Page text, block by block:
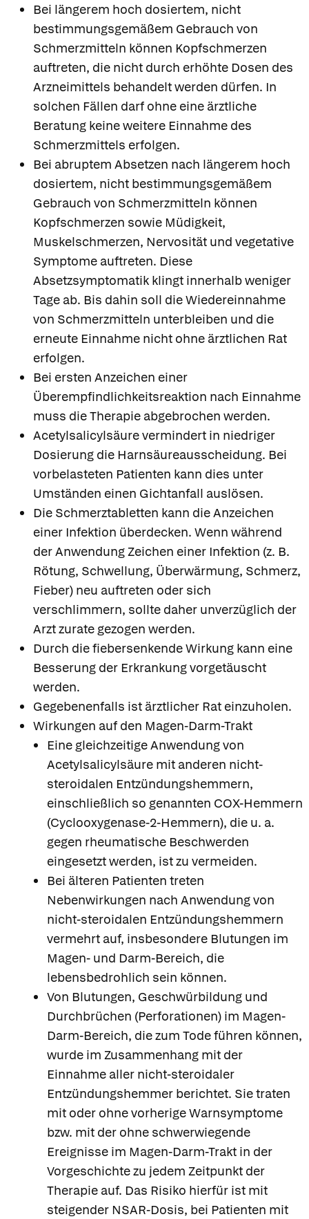
Bei längerem hoch dosiertem, nicht
bestimmungsgemäßem Gebrauch von
Schmerzmitteln können Kopfschmerzen
auftreten, die nicht durch erhöhte Dosen des
Arzneimittels behandelt werden dürfen. In
solchen Fällen darf ohne eine ärztliche
Beratung keine weitere Einnahme des
Schmerzmittels erfolgen.
Bei abruptem Absetzen nach längerem hoch
dosiertem, nicht bestimmungsgemäßem
Gebrauch von Schmerzmitteln können
Kopfschmerzen sowie Müdigkeit,
Muskelschmerzen, Nervosität und vegetative
Symptome auftreten. Diese
Absetzsymptomatik klingt innerhalb weniger
Tage ab. Bis dahin soll die Wiedereinnahme
von Schmerzmitteln unterbleiben und die
erneute Einnahme nicht ohne ärztlichen Rat
erfolgen.
Bei ersten Anzeichen einer
Überempfindlichkeitsreaktion nach Einnahme
muss die Therapie abgebrochen werden.
Acetylsalicylsäure vermindert in niedriger
Dosierung die Harnsäureausscheidung. Bei
vorbelasteten Patienten kann dies unter
Umständen einen Gichtanfall auslösen.
Die Schmerztabletten kann die Anzeichen
einer Infektion überdecken. Wenn während
der Anwendung Zeichen einer Infektion (z. B.
Rötung, Schwellung, Überwärmung, Schmerz,
Fieber) neu auftreten oder sich
verschlimmern, sollte daher unverzüglich der
Arzt zurate gezogen werden.
Durch die fiebersenkende Wirkung kann eine
Besserung der Erkrankung vorgetäuscht
werden.
Gegebenenfalls ist ärztlicher Rat einzuholen.
Wirkungen auf den Magen-Darm-Trakt
Eine gleichzeitige Anwendung von
Acetylsalicylsäure mit anderen nicht-
steroidalen Entzündungshemmern,
einschließlich so genannten COX-Hemmern
(Cyclooxygenase-2-Hemmern), die u. a.
gegen rheumatische Beschwerden
eingesetzt werden, ist zu vermeiden.
Bei älteren Patienten treten
Nebenwirkungen nach Anwendung von
nicht-steroidalen Entzündungshemmern
vermehrt auf, insbesondere Blutungen im
Magen- und Darm-Bereich, die
lebensbedrohlich sein können.
Von Blutungen, Geschwürbildung und
Durchbrüchen (Perforationen) im Magen-
Darm-Bereich, die zum Tode führen können,
wurde im Zusammenhang mit der
Einnahme aller nicht-steroidaler
Entzündungshemmer berichtet. Sie traten
mit oder ohne vorherige Warnsymptome
bzw. mit der ohne schwerwiegende
Ereignisse im Magen-Darm-Trakt in der
Vorgeschichte zu jedem Zeitpunkt der
Therapie auf. Das Risiko hierfür ist mit
steigender NSAR-Dosis, bei Patienten mit
Apotheken in
Ihrer Nähe